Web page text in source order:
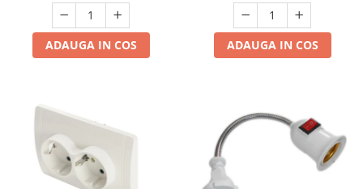
taiat,accesorii pentru gaurit si
insurubat
Sonerii
Lanterne
Accesorii camping
ADAUGA IN COS ADAUGA IN COS